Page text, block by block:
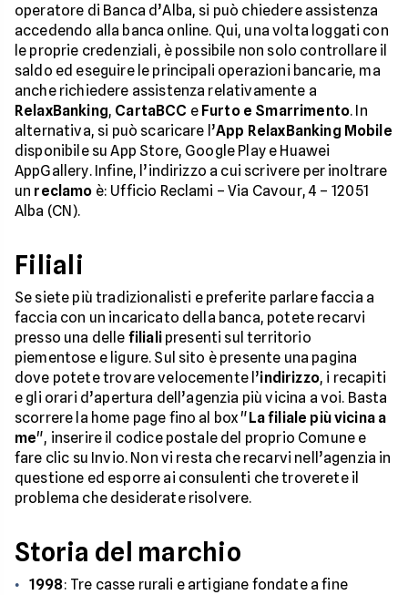
operatore di Banca d’Alba, si può chiedere assistenza
accedendo alla banca online. Qui, una volta loggati con
le proprie credenziali, è possibile non solo controllare il
saldo ed eseguire le principali operazioni bancarie, ma
anche richiedere assistenza relativamente a
RelaxBanking, CartaBCC e Furto e Smarrimento. In
alternativa, si può scaricare l’App RelaxBanking Mobile
disponibile su App Store, Google Play e Huawei
AppGallery. Infine, l’indirizzo a cui scrivere per inoltrare
un reclamo è: Ufficio Reclami – Via Cavour, 4 – 12051
Alba (CN).
Filiali
Se siete più tradizionalisti e preferite parlare faccia a
faccia con un incaricato della banca, potete recarvi
presso una delle filialipresenti sul territorio
piementose e ligure. Sul sito è presente una pagina
dove potete trovare velocemente l’indirizzo, i recapiti
e gli orari d’apertura dell’agenzia più vicina a voi. Basta
scorrere la home page fino al box "La filiale più vicina a
me", inserire il codice postale del proprio Comune e
fare clic su Invio. Non vi resta che recarvi nell’agenzia in
questione ed esporre ai consulenti che troverete il
problema che desiderate risolvere.
Storia del marchio
1998: Tre casse rurali e artigiane fondate a fine